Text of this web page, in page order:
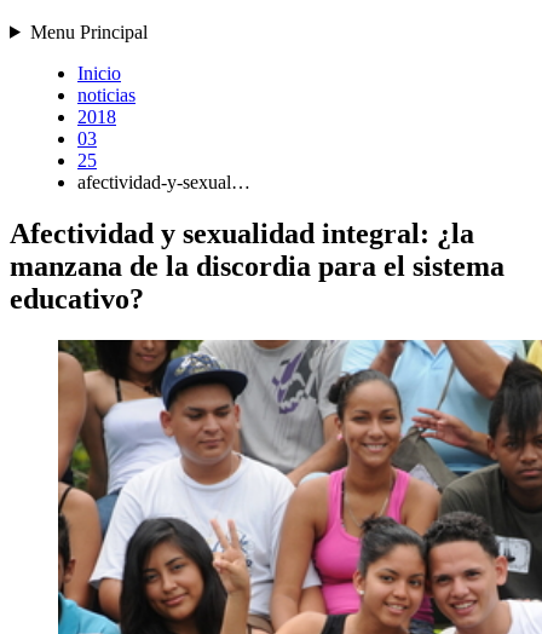
Menu Principal
Inicio
noticias
2018
03
25
afectividad-y-sexual…
Afectividad y sexualidad integral: ¿la
manzana de la discordia para el sistema
educativo?